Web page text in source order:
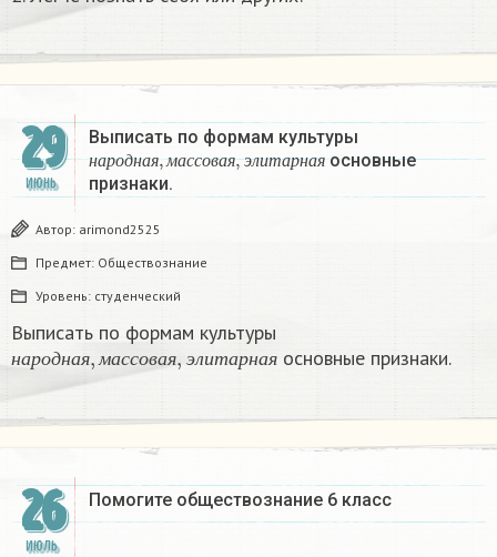
29
ИЮНЬ
Выписать по формам культуры
н а р о д н ая массовая эл и т а р н ая
од сс о и рн
основные
признаки.​
Автор: arimond2525
Предмет: Обществознание
Уровень: студенческий
Выписать по формам культуры
н а р о д н ая масс овая эл и т а р н ая
народн ая ма ссовая,э литарнаяосновные признаки.​
26
ИЮЛЬ
Помогите обществознание 6 класс